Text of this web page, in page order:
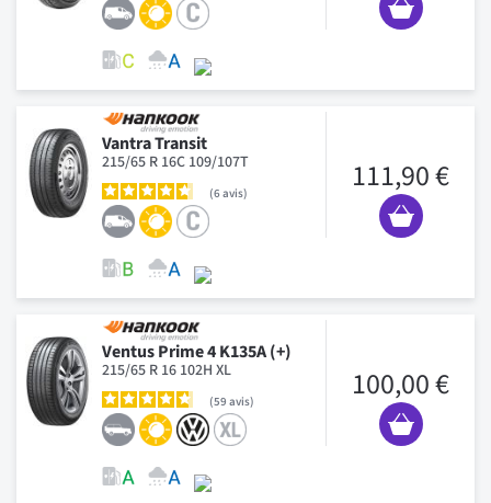
Vantra Transit
215/65 R 16C 109/107T
6avis 111,90 €
Ventus Prime 4 K135A (+)
215/65 R 16 102H XL
59 avis 100,00 €